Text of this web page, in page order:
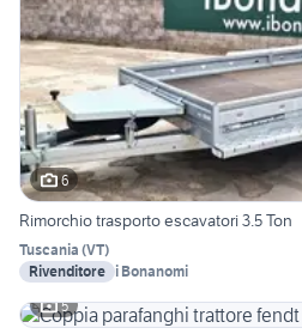
6
Rimorchio trasporto escavatori 3.5 Ton
Tuscania (VT)
Rivenditore i Bonanomi
5